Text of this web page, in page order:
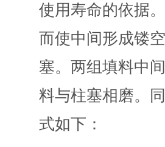
使用寿命的依据
而使中间形成镂
塞。两组填料中
料与柱塞相磨。
式如下：